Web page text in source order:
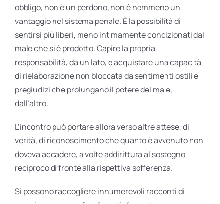
obbligo, non è un perdono, non è nemmeno un
vantaggio nel sistema penale. È la possibilità di
sentirsi più liberi, meno intimamente condizionati dal
male che si è prodotto. Capire la propria
responsabilità, da un lato, e acquistare una capacità
di rielaborazione non bloccata da sentimenti ostili e
pregiudizi che prolungano il potere del male,
dall’altro.
L’incontro può portare allora verso altre attese, di
verità, di riconoscimento che quanto è avvenuto non
doveva accadere, a volte addirittura al sostegno
reciproco di fronte alla rispettiva sofferenza.
Si possono raccogliere innumerevoli racconti di